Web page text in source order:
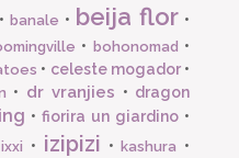
•banale • beija flor •
• bohonomad •
• celeste mogador•
• dr vranjies • dragon
• fiorira un giardino•
ixxi • izipizi •kashura •